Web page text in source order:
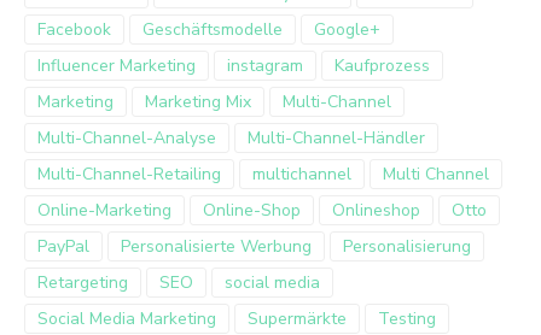
Facebook
Geschäftsmodelle
Google+
Influencer Marketing
instagram
Kaufprozess
Marketing
Marketing Mix
Multi-Channel
Multi-Channel-Analyse
Multi-Channel-Händler
Multi-Channel-Retailing
multichannel
Multi Channel
Online-Marketing
Online-Shop Onlineshop
Otto
PayPal
Personalisierte Werbung
Personalisierung
Retargeting
SEO
social media
Social Media Marketing
Supermärkte
Testing